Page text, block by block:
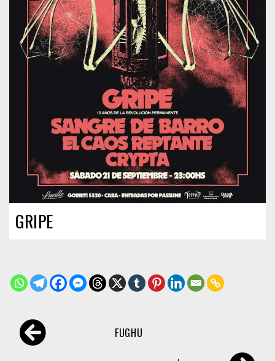
GRIPE
Navegación
de FUGHU